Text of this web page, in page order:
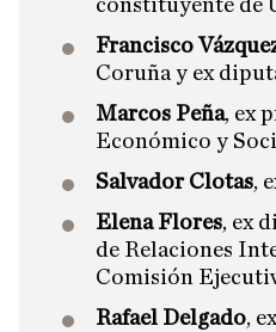
constituyente de
Francisco
Coruña y ex
Marcos Peña, ex
Económico y
Salvador Clotas,
Elena Flores, ex
de Relaciones
Comisión
Rafael Delgado,